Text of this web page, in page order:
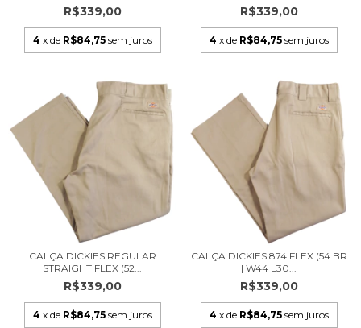
R$339,00
4 x de R$84,75 sem juros
R$339,00
4 x de R$84,75 sem juros
CALÇA DICKIES REGULAR
STRAIGHT FLEX (52...
R$339,00
4 x de R$84,75 sem juros
CALÇA DICKIES 874 FLEX (54 BR
| W44 L30...
R$339,00
4 x de R$84,75 sem juros